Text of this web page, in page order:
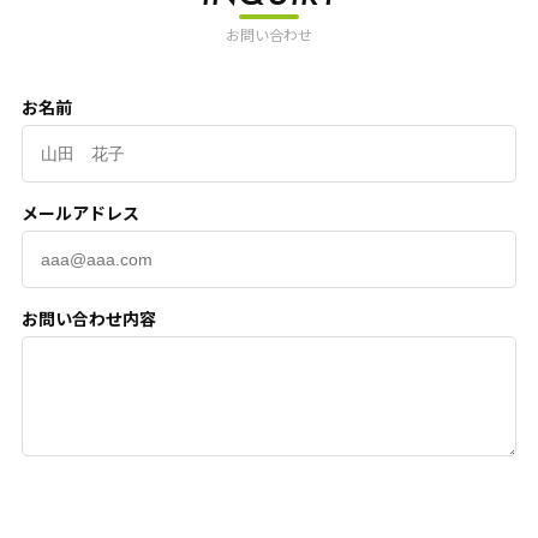
お問い合わせ
お名前
メールアドレス
お問い合わせ内容